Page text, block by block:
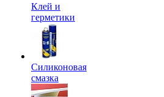
Клей и
герметики
Силиконовая
смазка